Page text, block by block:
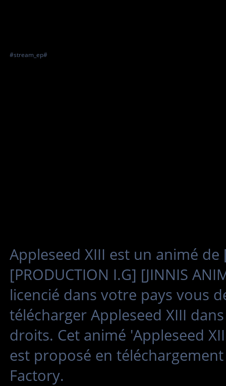
#stream_ep#
Appleseed XIII est un animé de
[PRODUCTION I.G] [JINNIS
licencié dans votre pays vous
télécharger Appleseed XIII
droits. Cet animé 'Appleseed
est proposé en
Factory.